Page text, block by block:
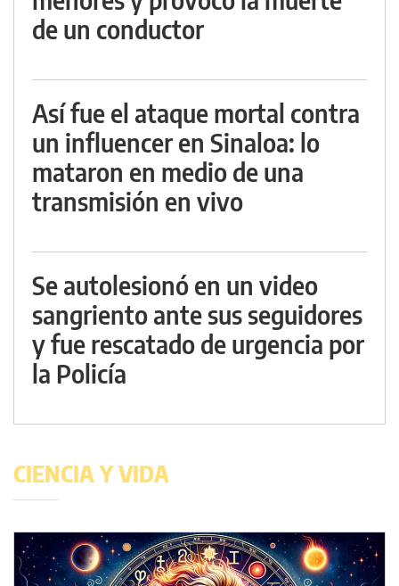
de un conductor
Así fue el ataque mortal contra
un influencer en Sinaloa: lo
mataron en medio de una
transmisión en vivo
Se autolesionó en un video
sangriento ante sus seguidores
y fue rescatado de urgencia por
la Policía
CIENCIA Y VIDA